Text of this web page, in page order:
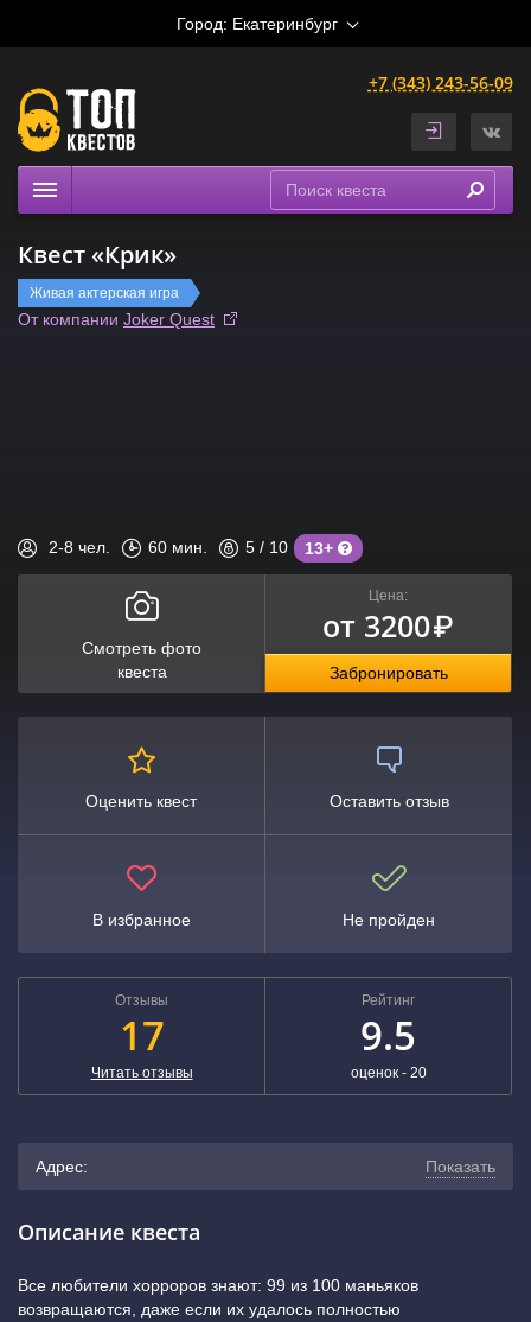
Город: Екатеринбург
+7 (343) 243-56-09
Расписание
Рейтинги
Квест «Крик»
Живая актерская игра
От компании Joker Quest
2-8 чел. 60 мин. 5 / 10 13+
Смотреть фото
квеста
Цена:
от 3200₽
Забронировать
Оценить квест Оставить отзыв
В избранное Не пройден
Отзывы
17
Читать отзывы
Рейтинг
9.5
оценок - 20
Адрес: Показать
Шейнкмана, 75. На фасаде дома будет вывеска "Путь
Описание квеста
Все любители хорроров знают: 99 из 100 маньяков
возвращаются, даже если их удалось полностью